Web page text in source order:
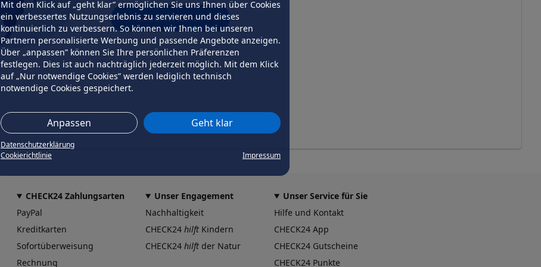
Mit dem Klick auf „geht klar” ermöglichen Sie uns Ihnen über Cookies
ein verbessertes Nutzungserlebnis zu servieren und dieses
kontinuierlich zu verbessern. So können wir Ihnen bei unseren
Partnern personalisierte Werbung und passende Angebote anzeigen.
Über „anpassen” können Sie Ihre persönlichen Präferenzen
festlegen. Dies ist auch nachträglich jederzeit möglich. Mit dem Klick
auf „Nur notwendige Cookies” werden lediglich technisch
notwendige Cookies gespeichert.
Anpassen Geht klar
Datenschutzerklärung
Cookierichtlinie
Impressum
erneut versuchen
CHECK24 Zahlungsarten
PayPal
Kreditkarten
Sofortüberweisung
Rechnung
Unser Engagement
Nachhaltigkeit
CHECK24 hilft Kindern
CHECK24 hilft der Natur
Unser Service für Sie
Hilfe und Kontakt
CHECK24 App
CHECK24 Gutscheine
CHECK24 Punkte